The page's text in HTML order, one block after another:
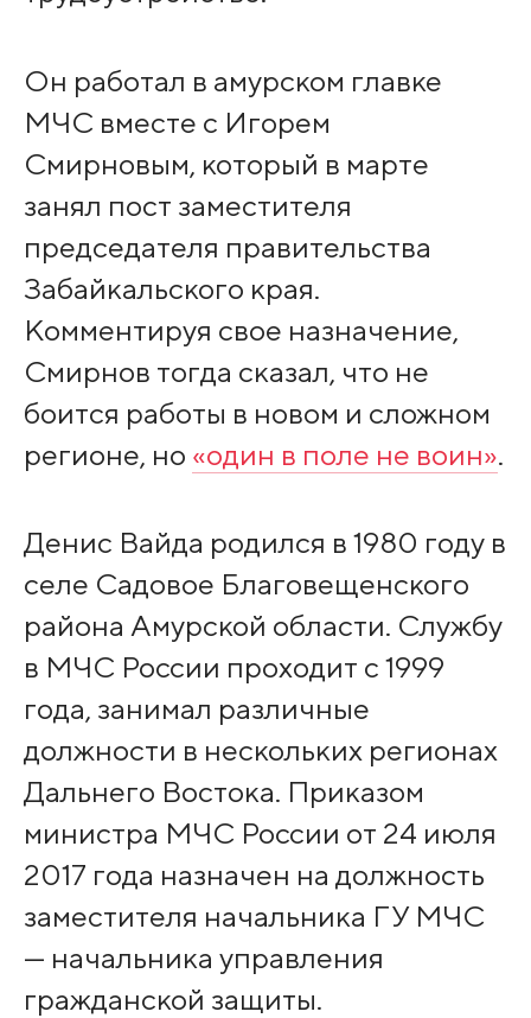
Он работал в амурском главке
МЧС вместе с Игорем
Смирновым, который в марте
занял пост заместителя
председателя правительства
Забайкальского края.
Комментируя свое назначение,
Смирнов тогда сказал, что не
боится работы в новом и сложном
регионе, но «один в поле не воин».
Денис Вайда родился в 1980 году в
селе Садовое Благовещенского
района Амурской области. Службу
в МЧС России проходит с 1999
года, занимал различные
должности в нескольких регионах
Дальнего Востока. Приказом
министра МЧС России от 24 июля
2017 года назначен на должность
заместителя начальника ГУ МЧС
— начальника управления
гражданской защиты.